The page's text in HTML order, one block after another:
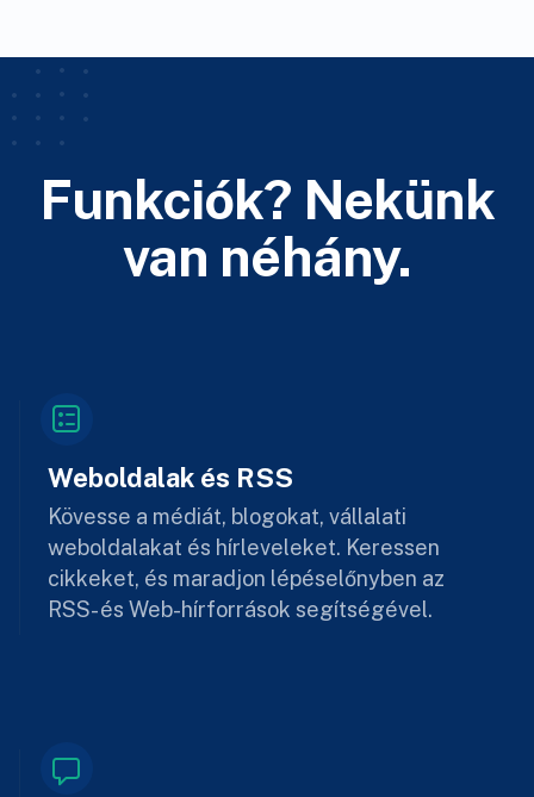
Funkciók? Nekünk
van néhány.
Weboldalak és RSS
Kövesse a médiát, blogokat, vállalati
weboldalakat és hírleveleket. Keressen
cikkeket, és maradjon lépéselőnyben az
RSS- és Web-hírforrások segítségével.